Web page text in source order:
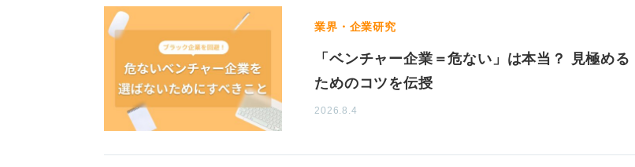
またベンチャーは仕事を自分で生み出すことや、自分で判断をする場面も多くな
りますから、自己管理ができる人や変化が好き、チャレンジが好きという人も向
いているといえます。
0
ベンチャー企業選びの肝は、なんといっても社長との価値観・ビジョンの合致で
しょう。その理由は社長との距離の近さがベンチャーの魅力の一つだからです。
ベンチャーでは企業説明会にも直接社長が登壇し、面接することもよくあります
せていきましょう。
業界・企業研究
「ベンチャー企業＝危ない」は本当？ 見極める
ためのコツを伝授
2026.8.4